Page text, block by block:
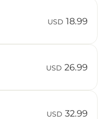
su
USD 18.99
USD 26.99
USD 32.99